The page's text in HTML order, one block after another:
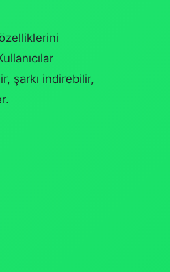
şarkı indirebilir,